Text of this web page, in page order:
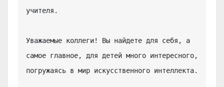
учителя.
Уважаемые коллеги! Вы найдете для себя, а
самое главное, для детей много интересного,
погружаясь в мир искусственного интеллекта.